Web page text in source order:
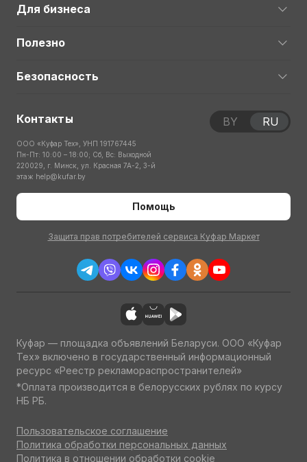
Для бизнеса
Полезно
Безопасность
Контакты
ООО «Куфар Тех», УНП 191767445
Пн-Пт: 10:00 – 18:00; Сб, Вс: Выходной
220029, г. Минск, ул. Красная 7А-2, 3-й
этаж help@kufar.by
Помощь
Защита прав потребителей сервиса Куфар Маркет
BY RU
Куфар — площадка объявлений Беларуси. ООО «Куфар
Тех» включено в государственный информационный
ресурс «Реестр рекламораспространителей»
*Оплата производится в белорусских рублях по курсу
НБ РБ.
Пользовательское соглашение
Политика обработки персональных данных
Политика в отношении обработки cookie